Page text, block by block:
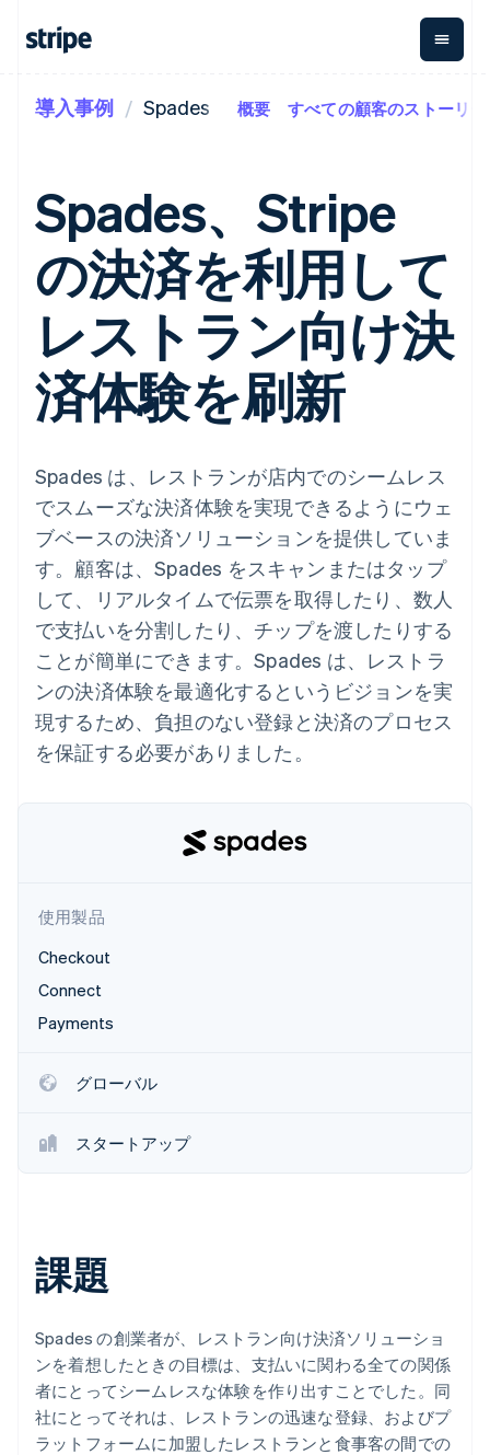
支払い
オンライン決
済
Managed
Payments
マーチャント
オブレコード
コーディング
不要の決済ペ
ージ
Checkout
構築済み決済
柔軟な UI コン
決済手段
125 以上の決
済手段を利用
可能
Terminal
対面支払い
Authorization
Boost
決済成功率の
最適化
Link
スピーディー
な決済
収益
Metronome
従量課金
サブスクリ
プション
プションの
管理
Invoicing
1 回限りまた
は継続
Tax
計算
Revenue
Recognition
会計管理の
自動化
Stripe
Sigma
カスタムレ
ポート
Data
Pipeline
データの同
期
資金管
Global
Payouts
第三者
への入
金
プラッ
プラッ
フォー
決済の
築
Product roadmap
Radar
不正防止
Atlas
Climate
カーボンリムーバル
オンライン本人確認
ご覧ください。
こちらをご覧ください
企業規模別
ユースケース別
エージェンティックコマ
ース
E コマース / ECサイト
埋込型金融
請求・財務関連
グローバルビジネス
アプリ内決済
資金管理
プラットフォーム
SaaS
業種別
AI 企業
クリエイターエコノミ―
ゲーム
ホスピタリティ、旅行、
レジャー
保険
メディアおよびエンター
非営利団体
ビス
パブリックセクター
ドキュメント
ライブラリと SDK
Stripe Apps
ガイド
オンライン決済を受け付
け
構築済みの決済を実装
プラットフォームまたは
マーケットプレイスを構
サブスクリプションを管
理
従量課金請求を提供
ステーブルコイン担保型
のカードを発行
エージェントによるサー
ビスのプロビジョニング
と管理
リソース
アプリへの導入
コードサンプル
API ステータス
学ぶ
サポート
サポートに問い合わせる
管理サポートプラン
プロフェッショナルサー
ビス
会社
製品ロードマップ
Sessions 年次カンファ
レンス
採用情報
ニュースルーム
Stripe Press
お問い合わせ
営業にお問い合わせ
パートナーになる
導入事例 Spades 概要 すべての顧客のストーリー
Spades、Stripe
の決済を利用して
レストラン向け決
済体験を刷新
Spades は、レストランが店内でのシームレス
でスムーズな決済体験を実現できるようにウェ
ブベースの決済ソリューションを提供していま
す。顧客は、Spades をスキャンまたはタップ
して、リアルタイムで伝票を取得したり、数人
で支払いを分割したり、チップを渡したりする
ことが簡単にできます。Spades は、レストラ
ンの決済体験を最適化するというビジョンを実
現するため、負担のない登録と決済のプロセス
を保証する必要がありました。
使用製品
Checkout
Connect
Payments
グローバル
スタートアップ
課題
Spades の創業者が、レストラン向け決済ソリューショ
ンを着想したときの目標は、支払いに関わる全ての関係
者にとってシームレスな体験を作り出すことでした。同
社にとってそれは、レストランの迅速な登録、およびプ
ラットフォームに加盟したレストランと食事客の間での